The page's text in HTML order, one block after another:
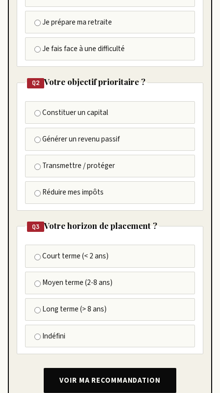
Je prépare ma retraite
Je fais face à une difficulté
Q2 Votre objectif prioritaire ?
Constituer un capital
Générer un revenu passif
Transmettre / protéger
Réduire mes impôts
Q3 Votre horizon de placement ?
Court terme (< 2 ans)
Moyen terme (2-8 ans)
Long terme (> 8 ans)
Indéfini
VOIR MA RECOMMANDATION